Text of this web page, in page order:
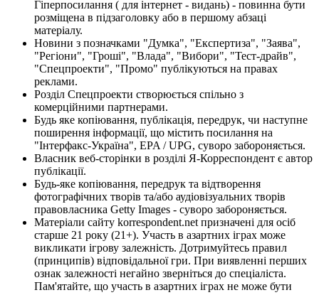
Гіперпосилання ( для інтернет - видань) - повинна бути
розміщена в підзаголовку або в першому абзаці
матеріалу.
Новини з позначками "Думка", "Експертиза", "Заява",
"Регіони", "Гроші", "Влада", "Вибори", "Тест-драйв",
"Спецпроекти", "Промо" публікуються на правах
реклами.
Розділ Спецпроекти створюється спільно з
комерційними партнерами.
Будь яке копіювання, публікація, передрук, чи наступне
поширення інформації, що містить посилання на
"Інтерфакс-Україна", EPA / UPG, суворо забороняється.
Власник веб-сторінки в розділі Я-Корреспондент є автор
публікації.
Будь-яке копіювання, передрук та відтворення
фотографічних творів та/або аудіовізуальних творів
правовласника Getty Images - суворо забороняється.
Матеріали сайту korrespondent.net призначені для осіб
старше 21 року (21+). Участь в азартних іграх може
викликати ігрову залежність. Дотримуйтесь правил
(принципів) відповідальної гри. При виявленні перших
ознак залежності негайно зверніться до спеціаліста.
Пам'ятайте, що участь в азартних іграх не може бути